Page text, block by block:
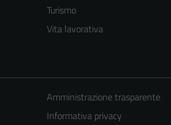
Turismo
Vita lavorativa
Amministrazione trasparente
Informativa privacy